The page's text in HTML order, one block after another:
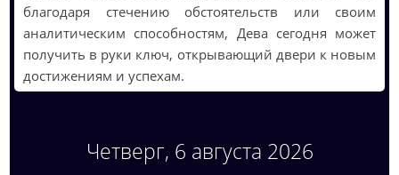
благодаря стечению обстоятельств или своим
аналитическим способностям, Дева сегодня может
получить в руки ключ, открывающий двери к новым
достижениям и успехам.
Четверг, 6 августа 2026